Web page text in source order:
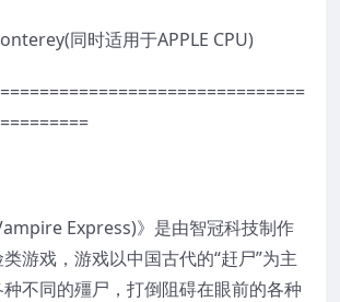
同时适用于APPLE CPU)
Express)》是由智冠科技制作
游戏，游戏以中国古代的“赶尸”为主
不同的殭尸，打倒阻碍在眼前的各种